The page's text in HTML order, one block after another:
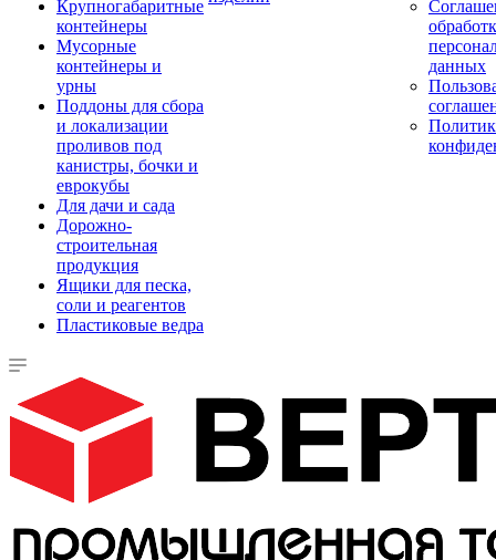
Крупногабаритные
контейнеры
Мусорные
контейнеры и
урны
Поддоны для сбора
и локализации
проливов под
канистры, бочки и
еврокубы
Для дачи и сада
Дорожно-
строительная
продукция
Ящики для песка,
соли и реагентов
Пластиковые ведра
данных